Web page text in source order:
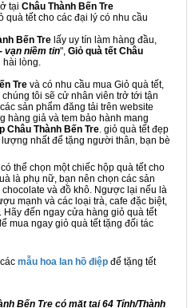
tại Châu Thành Bến Tre
quà tết cho các đại lý có nhu cầu
Bến Tre lấy uy tín làm hàng đầu,
vạn niềm tin", Giỏ quà tết Châu
hài lòng.
Tre và có nhu cầu mua Giỏ quà tết,
tôi sẽ cử nhân viên trở tới tận
sản phẩm đăng tải trên website
hàng giả và tem bảo hành mang
Châu Thành Bến Tre. giỏ quà tết đẹp
nhất để tặng người thân, bạn bè
thể chọn một chiếc hộp quà tết cho
là phụ nữ, bạn nên chọn các sản
chocolate và đồ khô. Ngược lại nếu là
mạnh và các loại trà, cafe đặc biệt,
đến ngay cửa hàng giỏ quà tết
mua ngay giỏ quà tết tặng đối tác
mẫu hoa lan hồ điệp để tặng tết
Bến Tre có mặt tại 64 Tỉnh/Thành